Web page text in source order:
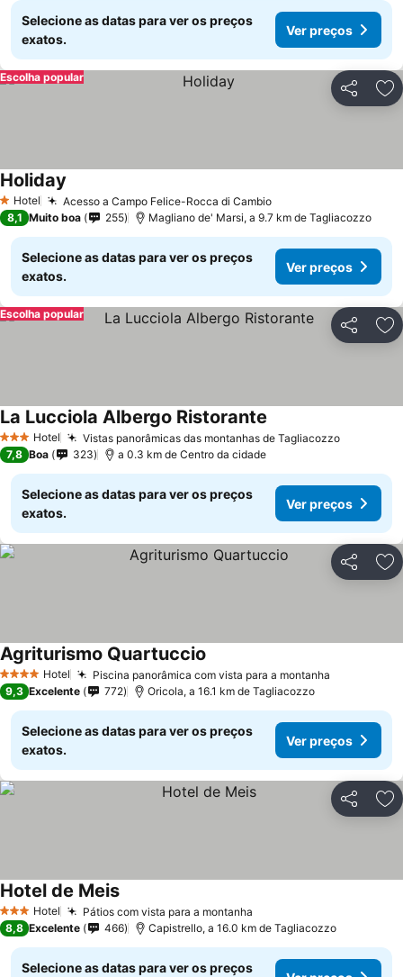
Selecione as datas para ver os preços
exatos.
Ver preços
Partilhar
Escolha popular
1 Estrelas
Hotel Acesso a Campo Felice-Rocca di CambioVer preços
Holiday
8,1 Muito boa 255 Magliano de' Marsi, a 9.7 km de Tagliacozzo
Selecione as datas para ver os preços
exatos.
Ver preços
Partilhar
Escolha popular
3 EstrelasHotel Vistas panorâmicas das montanhas de TagliacozzoVer
La Lucciola Albergo Ristorante
7,8 Boa 323 a 0.3 km de Centro da cidade
Selecione as datas para ver os preços
exatos.
Ver preços
Partilhar
4 EstrelasHotel Piscina panorâmica com vista para a montanha
Agriturismo Quartuccio
9,3 Excelente 772 Oricola, a 16.1 km de Tagliacozzo
Selecione as datas para ver os preços
exatos.
Ver preços
Partilhar
3 EstrelasHotel Pátios com vista para a montanha
Hotel de MeisVer preços
8,8 Excelente 466 Capistrello, a 16.0 km de Tagliacozzo
Selecione as datas para ver os preços